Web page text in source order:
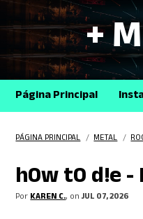
+
Página Principal
PÁGINA PRINCIPAL /METAL /
h0w t0 d!e -
PorKAREN C., onJUL 07, 2026